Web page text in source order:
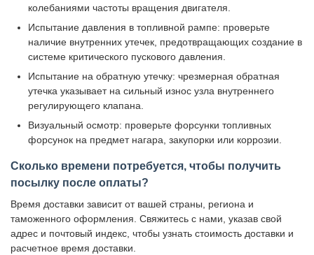
колебаниями частоты вращения двигателя.
Испытание давления в топливной рампе: проверьте
наличие внутренних утечек, предотвращающих создание в
системе критического пускового давления.
Испытание на обратную утечку: чрезмерная обратная
утечка указывает на сильный износ узла внутреннего
регулирующего клапана.
Визуальный осмотр: проверьте форсунки топливных
форсунок на предмет нагара, закупорки или коррозии.
Сколько времени потребуется, чтобы получить
посылку после оплаты?
Время доставки зависит от вашей страны, региона и
таможенного оформления. Свяжитесь с нами, указав свой
адрес и почтовый индекс, чтобы узнать стоимость доставки и
расчетное время доставки.